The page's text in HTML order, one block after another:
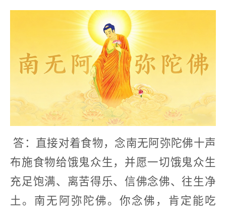
答：直接对着食物，念南无阿弥陀佛十声
布施食物给饿鬼众生，并愿一切饿鬼众生
充足饱满、离苦得乐、信佛念佛、往生净
土。南无阿弥陀佛。你念佛，肯定能吃